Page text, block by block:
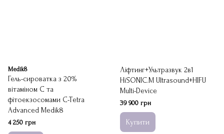
Medik8
Гель-сироватка з 20%
вітаміном С та
фітоекзосомами C-Tetra
Advanced Medik8
4 250 грн
Ліфтинг+Ультразвук 2в1
HiSONIC.M Ultrasound+HIFU
Multi-Device
39 900 грн
Купити